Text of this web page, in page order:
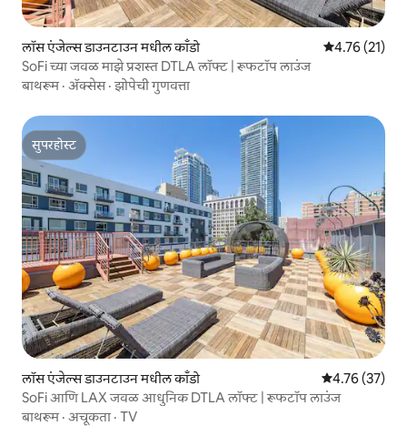
लॉस एंजेल्स डाउनटाउन मधील काँडो 5 पैकी 4.76
4.76 (21)
SoFi च्या जवळ माझे प्रशस्त DTLA लॉफ्ट | रूफटॉप लाउंज
बाथरूम· ॲक्सेस·झोपेची गुणवत्ता
सुपरहोस्ट
सुपरहोस्ट
लॉस एंजेल्स डाउनटाउन मधील काँडो 5 पैकी 4.76
4.76 (37)
SoFi आणि LAX जवळ आधुनिक DTLA लॉफ्ट | रूफटॉप लाउंज
बाथरूम· अचूकता · TV